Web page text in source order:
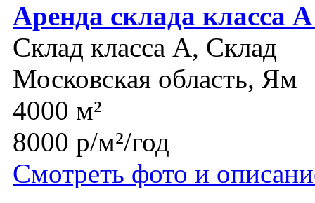
Аренда склада класса
Склад класса A, Склад
Московская область, Ям
4000 м²
8000 р/м²/год
Смотреть фото и